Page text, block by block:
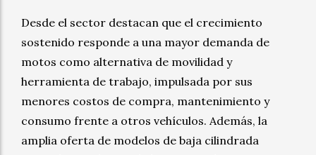
Desde el sector destacan que el crecimiento
sostenido responde a una mayor demanda de
motos como alternativa de movilidad y
herramienta de trabajo, impulsada por sus
menores costos de compra, mantenimiento y
consumo frente a otros vehículos. Además, la
amplia oferta de modelos de baja cilindrada